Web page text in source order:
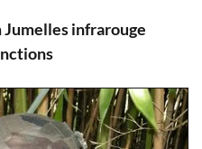
Jumelles infrarouge